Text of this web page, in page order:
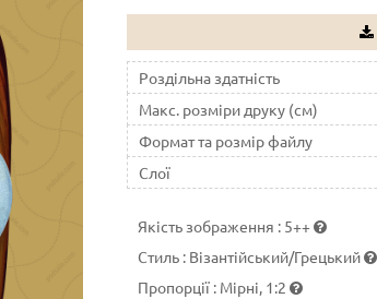
Роздільна здатність
Макс. розміри друку (см)
Формат та розмір файлу
Слої
Якість зображення : 5++
Стиль : Візантійський/Грецький
Пропорції : Мірні, 1:2